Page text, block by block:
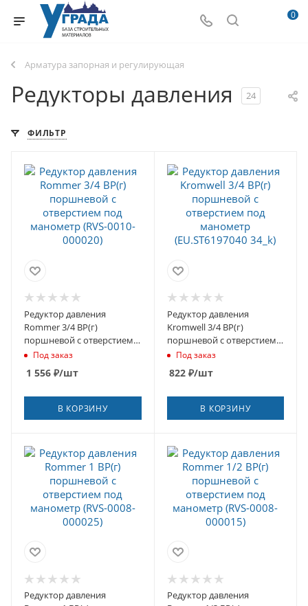
0
Арматура запорная и регулирующая
Редукторы давления 24
ФИЛЬТР
Редуктор давления
Rommer 3/4 ВР(г)
поршневой с отверстием
под манометр (RVS-0010-
Под заказ
1 556 ₽/шт
В КОРЗИНУ
Редуктор давления
Kromwell 3/4 ВР(г)
поршневой с отверстием
под манометр
Под заказ
822₽/шт
В КОРЗИНУ
Редуктор давления
Редуктор давления